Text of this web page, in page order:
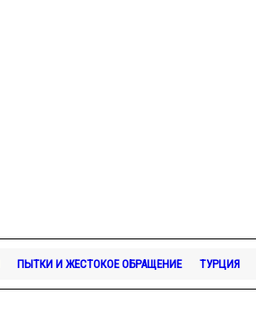
ПЫТКИ И ЖЕСТОКОЕ ОБРАЩЕНИЕ ТУРЦИЯ